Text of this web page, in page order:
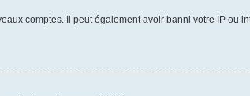
comptes. Il peut également avoir banni votre IP ou